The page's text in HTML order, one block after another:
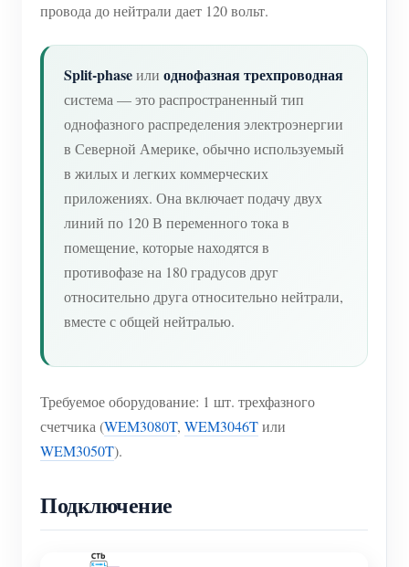
провода до нейтрали дает 120 вольт.
Split-phaseили однофазная трехпроводная
система — это распространенный тип
однофазного распределения электроэнергии
в Северной Америке, обычно используемый
в жилых и легких коммерческих
приложениях. Она включает подачу двух
линий по 120 В переменного тока в
помещение, которые находятся в
противофазе на 180 градусов друг
относительно друга относительно нейтрали,
вместе с общей нейтралью.
Требуемое оборудование: 1 шт. трехфазного
счетчика (WEM3080T, WEM3046Tили
WEM3050T).
Подключение